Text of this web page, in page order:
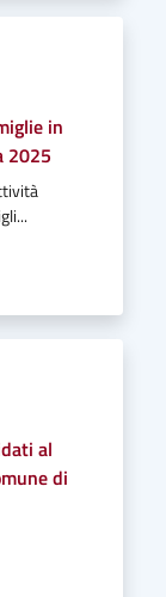
in
2025
al
di